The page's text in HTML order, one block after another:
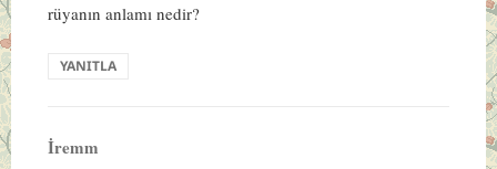
rüyanın anlamı nedir?
YANITLA
İremm